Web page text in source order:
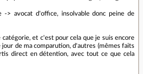
-> avocat d'office, insolvable donc peine de
et c'est pour cela que je suis encore
de ma comparution, d'autres (mêmes faits
direct en détention, avec tout ce que cela